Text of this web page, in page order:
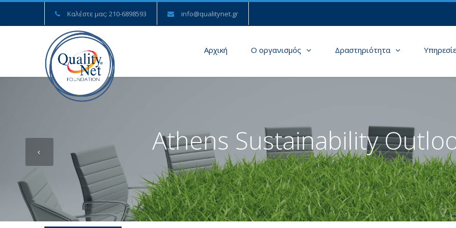
Καλέστε μας: 210-6898593 info@qualitynet.gr
Αρχική Ο οργανισμός Δραστηριότητα
Athens Sustainability